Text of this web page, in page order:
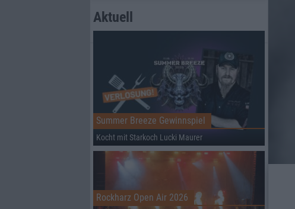
Aktuell
Summer Breeze Gewinnspiel
Kocht mit Starkoch Lucki Maurer
Rockharz Open Air 2026